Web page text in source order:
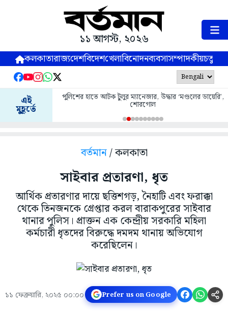
১১ আগস্ট, ২০২৬
কলকাতারাজ্যদেশবিদেশখেলাবিনোদনব্যবসাসম্পাদকীয়
এই
মুহূর্তে
পুলিশের হাতে আটক টুলুর ম্যানেজার, উদ্ধার ‘মণ্ডলের ডায়েরি’,
শোরগোল
বর্তমান/ কলকাতা
সাইবার প্রতারণা, ধৃত
আর্থিক প্রতারণার দায়ে ছত্তিশগড়, নৈহাটি এবং ফরাক্কা
থেকে তিনজনকে গ্রেপ্তার করল বারাকপুরের সাইবার
থানার পুলিস। প্রাক্তন এক কেন্দ্রীয় সরকারি মহিলা
কর্মচারী ধৃতদের বিরুদ্ধে দমদম থানায় অভিযোগ
করেছিলেন।
১১ ফেব্রুয়ারি, ২০২৫ ০০:০০ Prefer us on Google